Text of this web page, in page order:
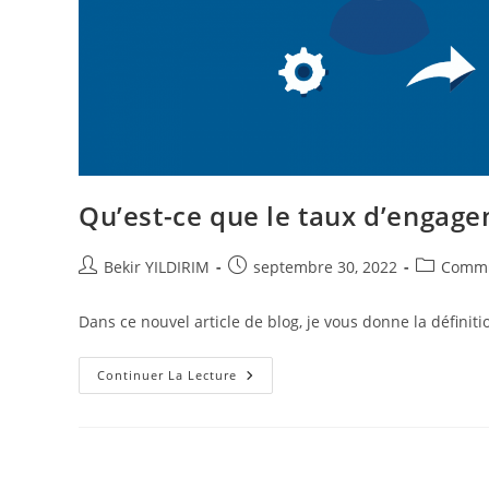
Qu’est-ce que le taux
Auteur/autrice
publication :
Bekir YILDIRIM
Publication
septembre 30, 2022
Post
Dans ce nouvel article de blog, je vous donne la
Continuer La Lecture Qu’est-
Ce